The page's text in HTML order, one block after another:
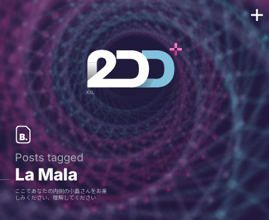
Posts tagged
La Mala
ここであなたの内側の小島さんをお楽
しみください、理解してください